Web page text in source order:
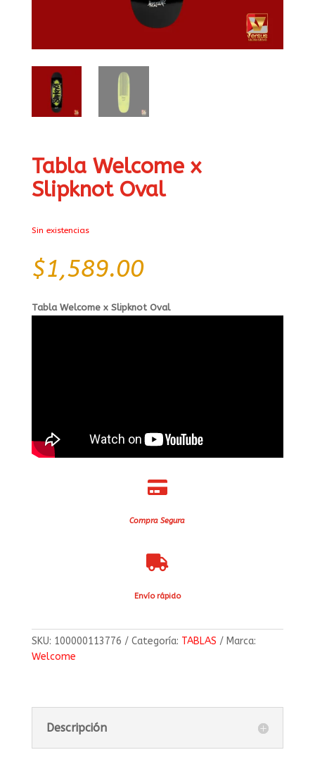
Tabla Welcome x
Slipknot Oval
Sin existencias
$1,589.00
Tabla Welcome x Slipknot Oval

Compra Segura

Envío rápido
SKU: 100000113776 Categoría: TABLAS
Marca:
Welcome
Descripción